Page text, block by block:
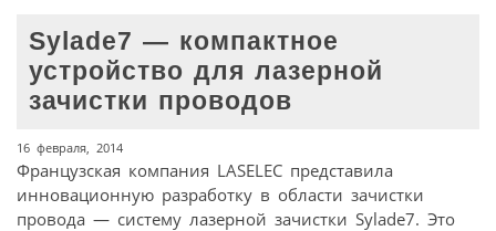
Sylade7 — компактное
устройство для лазерной
зачистки проводов
16 февраля, 2014
Французская компания LASELEC представила
инновационную разработку в области зачистки
провода — систему лазерной зачистки Sylade7. Это